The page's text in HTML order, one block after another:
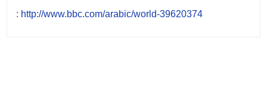
: http://www.bbc.com/arabic/world-39620374